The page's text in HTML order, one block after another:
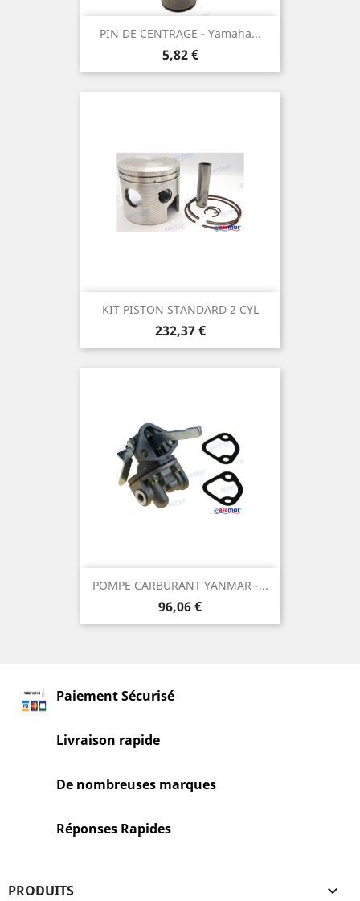
PIN DE CENTRAGE - Yamaha...
Prix
5,82 €
KIT PISTON STANDARD 2 CYL
Prix
232,37 €
POMPE CARBURANT YANMAR -...
Prix
96,06 €
Paiement Sécurisé
Livraison rapide
De nombreuses marques
Réponses Rapides
PRODUITS 